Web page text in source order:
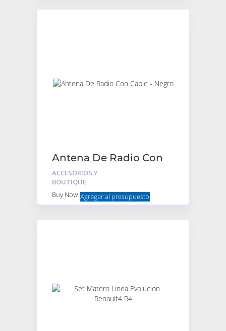
Antena De Radio Con
Cable – Negro
ACCESORIOS Y
BOUTIQUE
Buy Now Agregar al presupuesto